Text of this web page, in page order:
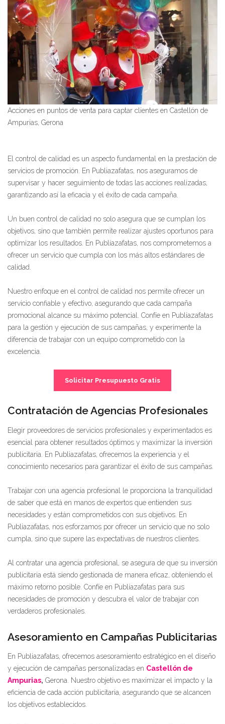
Acciones en puntos de venta para captar clientes en Castellón de
Ampurias, Gerona
El control de calidad es un aspecto fundamental en la prestación de
servicios de promoción. En Publiazafatas, nos aseguramos de
supervisar y hacer seguimiento de todas las acciones realizadas,
garantizando así la eficacia y el éxito de cada campaña.
Un buen control de calidad no solo asegura que se cumplan los
objetivos, sino que también permite realizar ajustes oportunos para
optimizar los resultados. En Publiazafatas, nos comprometemos a
ofrecer un servicio que cumpla con los más altos estándares de
calidad.
Nuestro enfoque en el control de calidad nos permite ofrecer un
servicio confiable y efectivo, asegurando que cada campaña
promocional alcance su máximo potencial. Confíe en Publiazafatas
para la gestión y ejecución de sus campañas, y experimente la
diferencia de trabajar con un equipo comprometido con la
excelencia.
Solicitar Presupuesto Gratis
Contratación de Agencias Profesionales
Elegir proveedores de servicios profesionales y experimentados es
esencial para obtener resultados óptimos y maximizar la inversión
publicitaria. En Publiazafatas, ofrecemos la experiencia y el
conocimiento necesarios para garantizar el éxito de sus campañas.
Trabajar con una agencia profesional le proporciona la tranquilidad
de saber que está en manos de expertos que entienden sus
necesidades y están comprometidos con sus objetivos. En
Publiazafatas, nos esforzamos por ofrecer un servicio que no solo
cumpla, sino que supere las expectativas de nuestros clientes.
Al contratar una agencia profesional, se asegura de que su inversión
publicitaria está siendo gestionada de manera eficaz, obteniendo el
máximo retorno posible. Confíe en Publiazafatas para sus
necesidades de promoción y descubra el valor de trabajar con
verdaderos profesionales.
Asesoramiento en Campañas Publicitarias
En Publiazafatas, ofrecemos asesoramiento estratégico en el diseño
y ejecución de campañas personalizadas en Castellón de
Ampurias, Gerona. Nuestro objetivo es maximizar el impacto y la
eficiencia de cada acción publicitaria, asegurando que se alcancen
los objetivos establecidos.